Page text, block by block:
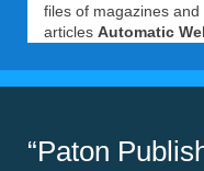
files of magazines and
articles Automatic
“Paton